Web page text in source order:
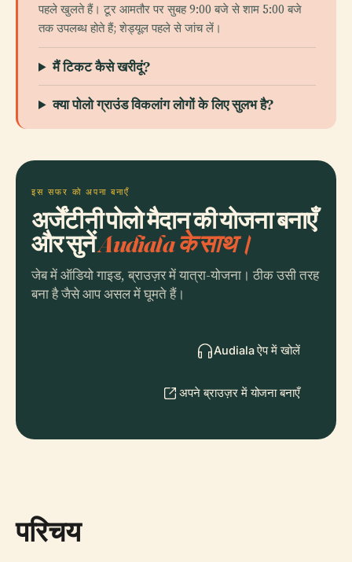
पहले खुलते हैं। टूर आमतौर पर सुबह 9:00 बजे से शाम 5:00 बजे
तक उपलब्ध होते हैं; शेड्यूल पहले से जांच लें।
मैं टिकट कैसे खरीदूं?
क्या पोलो ग्राउंड विकलांग लोगों के लिए सुलभ है?
इस सफर को अपना बनाएँ
अर्जेंटीनी पोलो मैदान की योजना बनाएँ
और सुनेंAudiala के साथ।
जेब में ऑडियो गाइड, ब्राउज़र में यात्रा-योजना। ठीक उसी तरह
बना है जैसे आप असल में घूमते हैं।
Audiala ऐप में खोलें
अपने ब्राउज़र में योजना बनाएँ
परिचय